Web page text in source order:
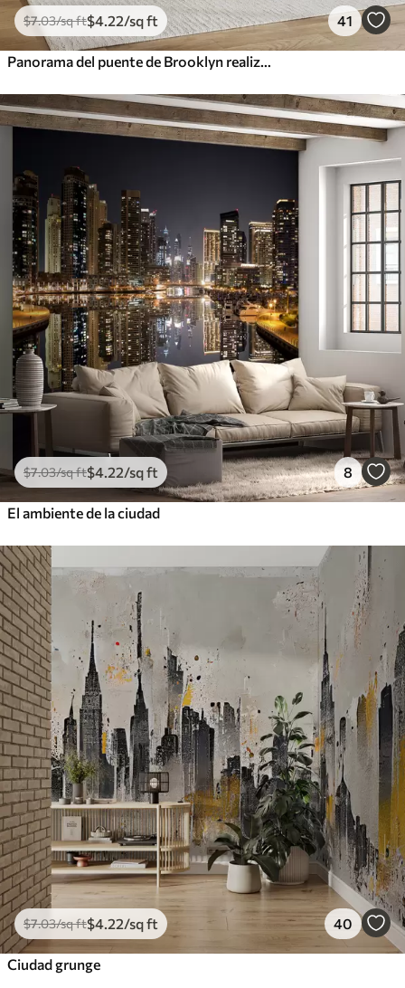
$7.03/sq ft$4.22/sq ft 41
Panorama del puente de Brooklyn realizado con una técnica retro abocetada con líneas y arañazos
$7.03/sq ft$4.22/sq ft 8
El ambiente de la ciudad
$7.03/sq ft$4.22/sq ft 40
Ciudad grunge